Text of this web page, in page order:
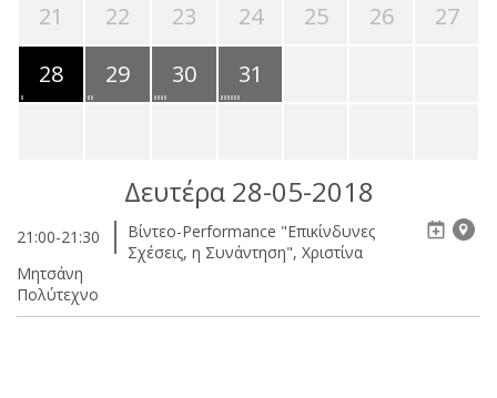
21
22 23 24 25 26
27
28
29 30 31
Δευτέρα 28-05-2018
21:00-21:30
Βίντεο-Performance "Επικίνδυνες
Σχέσεις, η Συνάντηση", Χριστίνα
Μητσάνη
Πολύτεχνο